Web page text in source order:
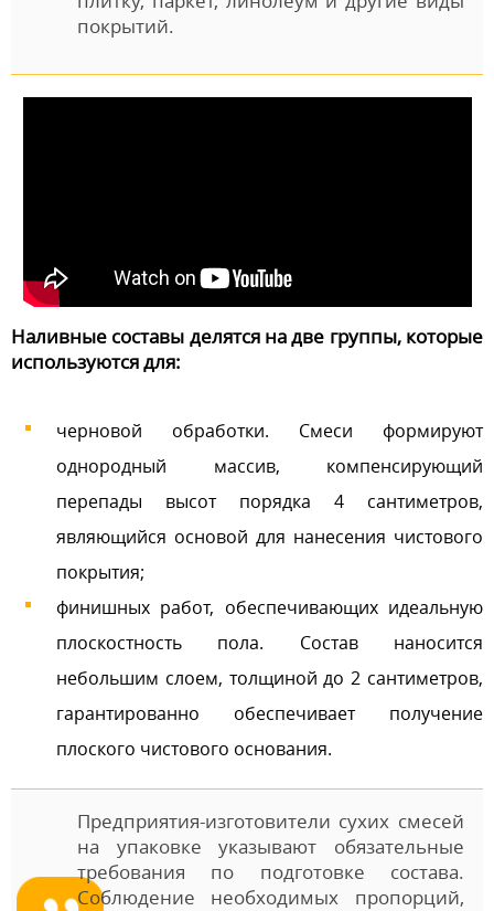
покрытий.
Наливные составы делятся на две группы, которые
используются для:
черновой обработки. Смеси формируют
однородный массив, компенсирующий
перепады высот порядка 4 сантиметров,
являющийся основой для нанесения чистового
покрытия;
финишных работ, обеспечивающих идеальную
плоскостность пола. Состав наносится
небольшим слоем, толщиной до 2 сантиметров,
гарантированно обеспечивает получение
плоского чистового основания.
Предприятия-изготовители сухих смесей
на упаковке указывают обязательные
требования по подготовке состава.
Соблюдение необходимых пропорций,